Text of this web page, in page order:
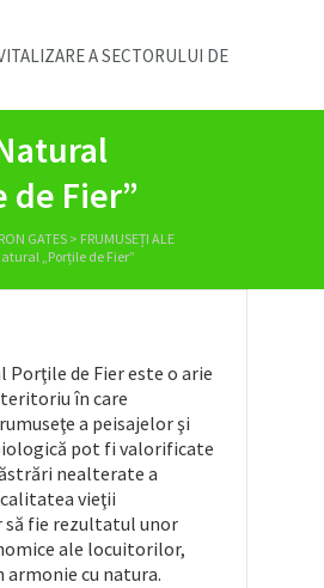
A SECTORULUI DE
de Fier”
GATES> FRUMUSEȚI ALE
„Porțile de Fier”
Porţile de Fier este o arie
în care
a peisajelor şi
pot fi valorificate
nealterate a
vieţii
fie rezultatul unor
ale locuitorilor,
armonie cu natura.